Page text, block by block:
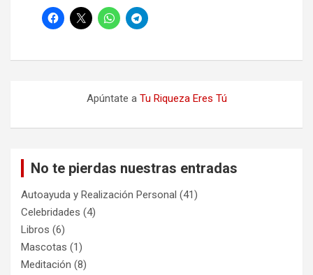
Apúntate a Tu Riqueza Eres Tú
No te pierdas nuestras entradas
Autoayuda y Realización Personal (41)
Celebridades (4)
Libros (6)
Mascotas (1)
Meditación (8)